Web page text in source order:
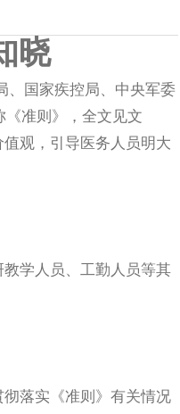
晓
国家疾控局、中央军委
《准则》，全文见文
观，引导医务人员明大
学人员、工勤人员等其
落实《准则》有关情况